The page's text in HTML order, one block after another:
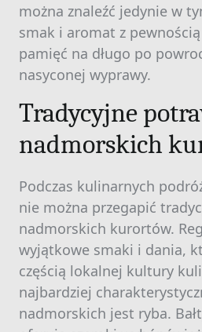
można znaleźć jedynie w
smak i aromat z
pamięć na długo po
nasyconej wyprawy.
Tradycyjne
nadmorskich
Podczas kulinarnych
nie można przegapić
nadmorskich kurortów.
wyjątkowe smaki i dania,
częścią lokalnej kultury
najbardziej
nadmorskich jest ryba.